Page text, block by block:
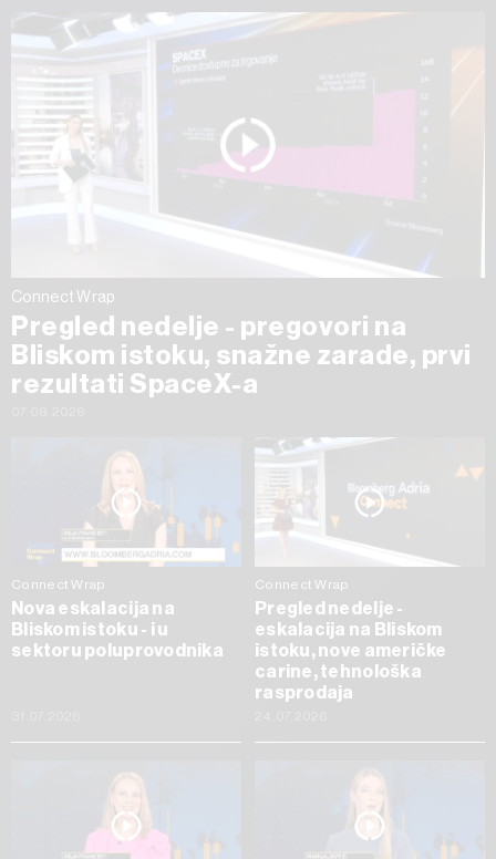
Connect Wrap
Pregled nedelje - pregovori na
Bliskom istoku, snažne zarade, prvi
rezultati SpaceX-a
Connect Wrap
Nova eskalacija na
Bliskom istoku - i u
sektoru poluprovodnika
Connect Wrap
Pregled nedelje -
eskalacija na Bliskom
istoku, nove američke
carine, tehnološka
rasprodaja